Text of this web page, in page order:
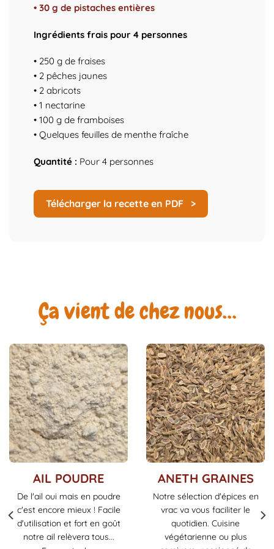
• 30 g de pistaches entières
Ingrédients frais pour 4 personnes
• 250 g de fraises
• 2 pêches jaunes
• 2 abricots
• 1 nectarine
• 100 g de framboises
• Quelques feuilles de menthe fraîche
Quantité : Pour 4 personnes
Télécharger la recette en PDF
Ça vient de chez nous…
AIL POUDRE
De l'ail oui mais en poudre
c'est encore mieux ! Facile
d'utilisation et fort en goût
notre ail relèvera tous...
a
plusieurs
variations.
Les
ANETH GRAINES
Notre sélection d'épices en
vrac va vous faciliter le
quotidien. Cuisine
végétarienne ou plus
Ce
a
plusieurs
variations.